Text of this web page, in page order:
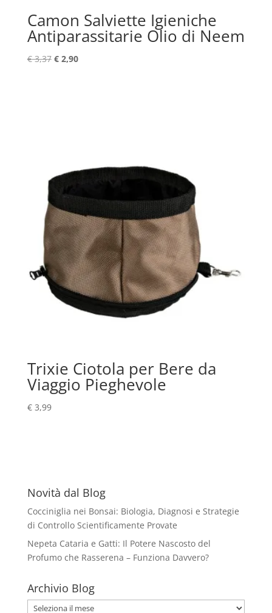
Camon Salviette Igieniche
Antiparassitarie Olio di Neem
€3,37 Il
€2,90Il
Trixie Ciotola per Bere da
Viaggio Pieghevole
€3,99
Novità dal Blog
Cocciniglia nei Bonsai: Biologia, Diagnosi e Strategie
di Controllo Scientificamente Provate
Nepeta Cataria e Gatti: Il Potere Nascosto del
Profumo che Rasserena – Funziona Davvero?
Archivio Blog
Archivio